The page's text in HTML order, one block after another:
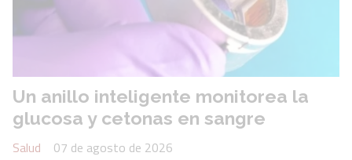
Un anillo inteligente monitorea la
glucosa y cetonas en sangre
Salud
07 de agosto de 2026